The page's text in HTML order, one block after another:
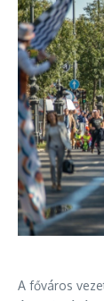
A főváros